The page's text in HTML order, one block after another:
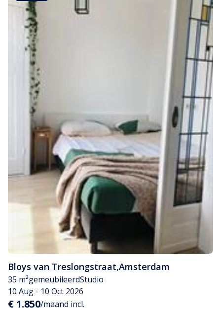
Bloys van Treslongstraat,Amsterdam
35 m²gemeubileerdStudio
10 Aug - 10 Oct 2026
€ 1.850/maand incl.